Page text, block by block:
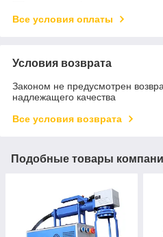
Все условия оплаты
Условия возврата
Законом не предусмотрен
надлежащего качества
Все условия возврата
Подобные товары